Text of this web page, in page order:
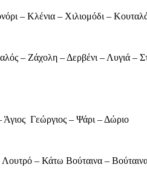
– Κλένια – Χιλιομόδι –
– Ζάχολη – Δερβένι – Λυγιά –
Γεώργιος – Ψάρι – Δώριο
– Κάτω Βούταινα –